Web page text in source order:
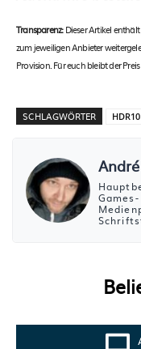
Transparenz:Dieser Artikel
zum jeweiligen Anbieter
Provision. Für euch bleibt der
SCHLAGWÖRTER HDR10